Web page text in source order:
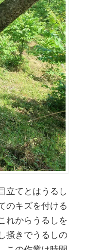
立てとはうるし
のキズを付ける
れからうるしを
掻きでうるしの